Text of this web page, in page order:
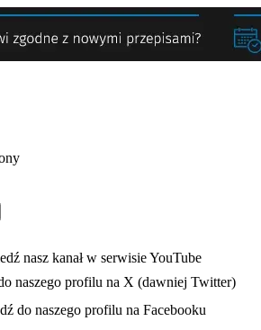
w nowej karcie
się w nowej karcie
nasz kanał w serwisie YouTube
karcie
naszego profilu na X (dawniej Twitter)
otwiera się w nowej karcie
do naszego profilu na Facebooku